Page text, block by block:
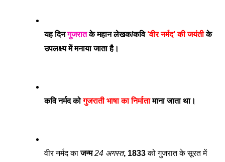
यह दिन गुजरात के महान लेखक/कवि ‘वीर नर्मद’ की जयंती के
उपलक्ष्य में मनाया जाता है।
कवि नर्मद को गुजराती भाषा का निर्माता माना जाता था।
वीर नर्मद का जन्म 24 अगस्त, 1833 को गुजरात के सूरत में